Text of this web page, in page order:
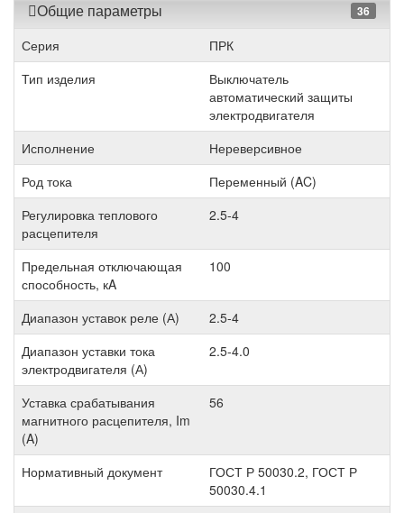
Общие параметры 36
Серия
ПРК
Тип изделия
Выключатель
автоматический защиты
электродвигателя
Исполнение
Нереверсивное
Род тока
Переменный (AC)
Регулировка теплового
расцепителя
2.5-4
Предельная отключающая
способность, кA
100
Диапазон уставок реле (А)
2.5-4
Диапазон уставки тока
электродвигателя (А)
2.5-4.0
Уставка срабатывания
магнитного расцепителя, Im
(A)
56
Нормативный документ
ГОСТ Р 50030.2, ГОСТ Р
50030.4.1